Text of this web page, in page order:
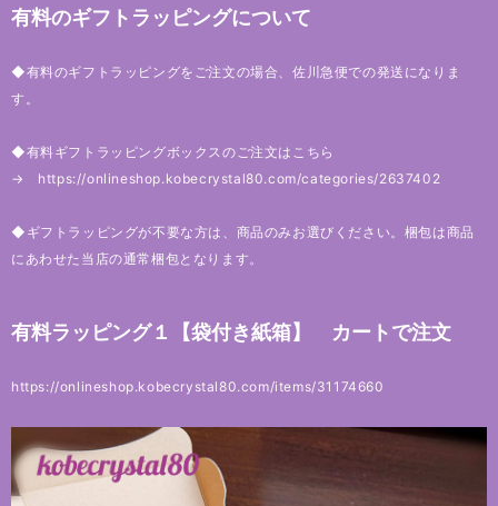
有料のギフトラッピングについて
◆有料のギフトラッピングをご注文の場合、佐川急便での発送になりま
す。
◆有料ギフトラッピングボックスのご注文はこちら
→ https://onlineshop.kobecrystal80.com/categories/2637402
◆ギフトラッピングが不要な方は、商品のみお選びください。梱包は商品
にあわせた当店の通常梱包となります。
有料ラッピング１【袋付き紙箱】 カートで注文
https://onlineshop.kobecrystal80.com/items/31174660